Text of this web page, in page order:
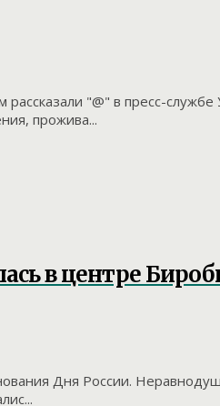
"@" в пресс-
прожива...
в центре
Дня России.